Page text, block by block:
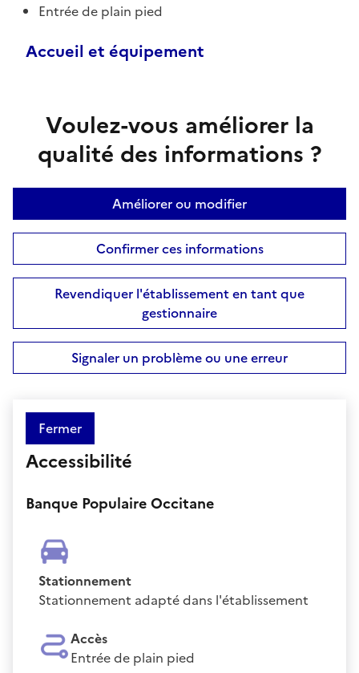
Entrée de plain pied
Accueil et équipement
Voulez-vous améliorer la
qualité des informations ?
Améliorer ou modifier
Confirmer ces informations
Revendiquer l'établissement en tant que
gestionnaire
Signaler un problème ou une erreur
Fermer
Accessibilité
Banque Populaire Occitane
Stationnement
Stationnement adapté dans l'établissement
Accès
Entrée de plain pied